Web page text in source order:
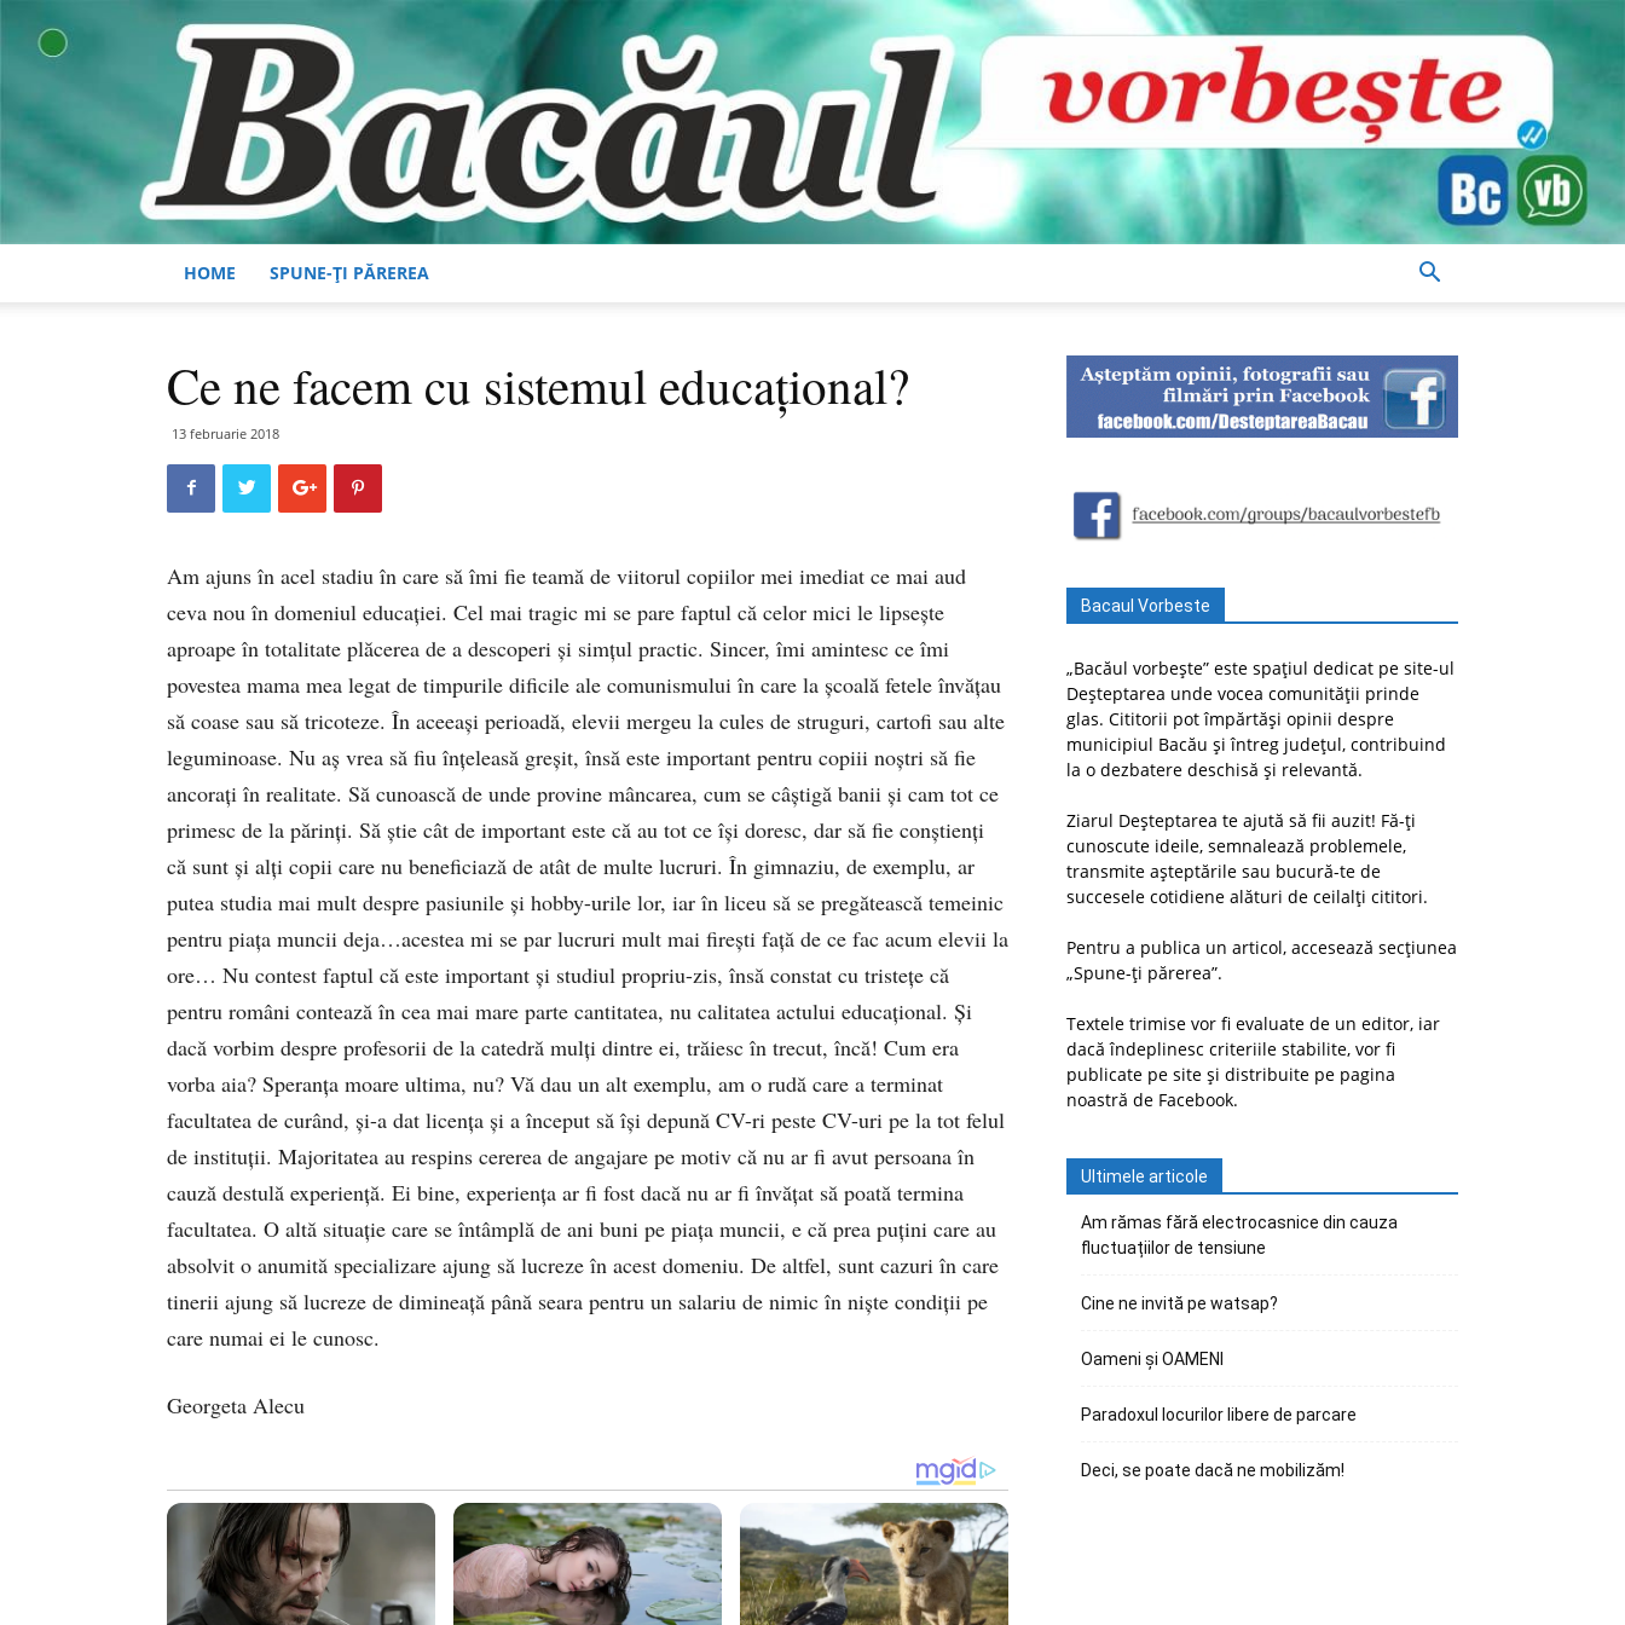
HOME SPUNE-ȚI PĂREREA
Ce ne facem cu sistemul educațional?
13 februarie 2018
Am ajuns în acel stadiu în care să îmi fie teamă de viitorul copiilor mei imediat ce mai aud
ceva nou în domeniul educației. Cel mai tragic mi se pare faptul că celor mici le lipsește
aproape în totalitate plăcerea de a descoperi și simțul practic. Sincer, îmi amintesc ce îmi
povestea mama mea legat de timpurile dificile ale comunismului în care la școală fetele învățau
să coase sau să tricoteze. În aceeași perioadă, elevii mergeu la cules de struguri, cartofi sau alte
leguminoase. Nu aș vrea să fiu înțeleasă greșit, însă este important pentru copiii noștri să fie
ancorați în realitate. Să cunoască de unde provine mâncarea, cum se câștigă banii și cam tot ce
primesc de la părinți. Să știe cât de important este că au tot ce își doresc, dar să fie conștienți
că sunt și alți copii care nu beneficiază de atât de multe lucruri. În gimnaziu, de exemplu, ar
putea studia mai mult despre pasiunile și hobby-urile lor, iar în liceu să se pregătească temeinic
pentru piața muncii deja…acestea mi se par lucruri mult mai firești față de ce fac acum elevii la
ore… Nu contest faptul că este important și studiul propriu-zis, însă constat cu tristețe că
pentru români contează în cea mai mare parte cantitatea, nu calitatea actului educațional. Și
dacă vorbim despre profesorii de la catedră mulți dintre ei, trăiesc în trecut, încă! Cum era
vorba aia? Speranța moare ultima, nu? Vă dau un alt exemplu, am o rudă care a terminat
facultatea de curând, și-a dat licența și a început să își depună CV-ri peste CV-uri pe la tot felul
de instituții. Majoritatea au respins cererea de angajare pe motiv că nu ar fi avut persoana în
cauză destulă experiență. Ei bine, experiența ar fi fost dacă nu ar fi învățat să poată termina
facultatea. O altă situație care se întâmplă de ani buni pe piața muncii, e că prea puțini care au
absolvit o anumită specializare ajung să lucreze în acest domeniu. De altfel, sunt cazuri în care
tinerii ajung să lucreze de dimineață până seara pentru un salariu de nimic în niște condiții pe
care numai ei le cunosc.
Georgeta Alecu
Bacaul Vorbeste
„Bacăul vorbește” este spațiul dedicat pe site-ul
Deșteptarea unde vocea comunității prinde
glas. Cititorii pot împărtăși opinii despre
municipiul Bacău și întreg județul, contribuind
la o dezbatere deschisă și relevantă.
Ziarul Deșteptarea te ajută să fii auzit! Fă-ți
cunoscute ideile, semnalează problemele,
transmite așteptările sau bucură-te de
succesele cotidiene alături de ceilalți cititori.
Pentru a publica un articol, accesează secțiunea
„Spune-ți părerea”.
Textele trimise vor fi evaluate de un editor, iar
dacă îndeplinesc criteriile stabilite, vor fi
publicate pe site și distribuite pe pagina
noastră de Facebook.
Ultimele articole
Am rămas fără electrocasnice din cauza
fluctuațiilor de tensiune
Cine ne invită pe watsap?
Oameni și OAMENI
Paradoxul locurilor libere de parcare
Deci, se poate dacă ne mobilizăm!